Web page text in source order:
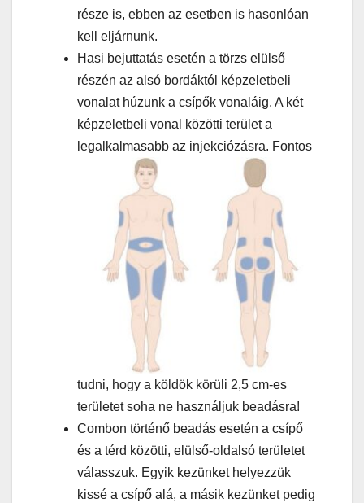
része is, ebben az esetben is hasonlóan
kell eljárnunk.
Hasi bejuttatás esetén a törzs elülső
részén az alsó bordáktól képzeletbeli
vonalat húzunk a csípők vonaláig. A két
képzeletbeli vonal közötti terület a
legalkalmasabb az injekciózásra. Fontos
tudni, hogy a köldök körüli 2,5 cm-es
területet soha ne használjuk beadásra!
Combon történő beadás esetén a csípő
és a térd közötti, elülső-oldalsó területet
válasszuk. Egyik kezünket helyezzük
kissé a csípő alá, a másik kezünket pedig